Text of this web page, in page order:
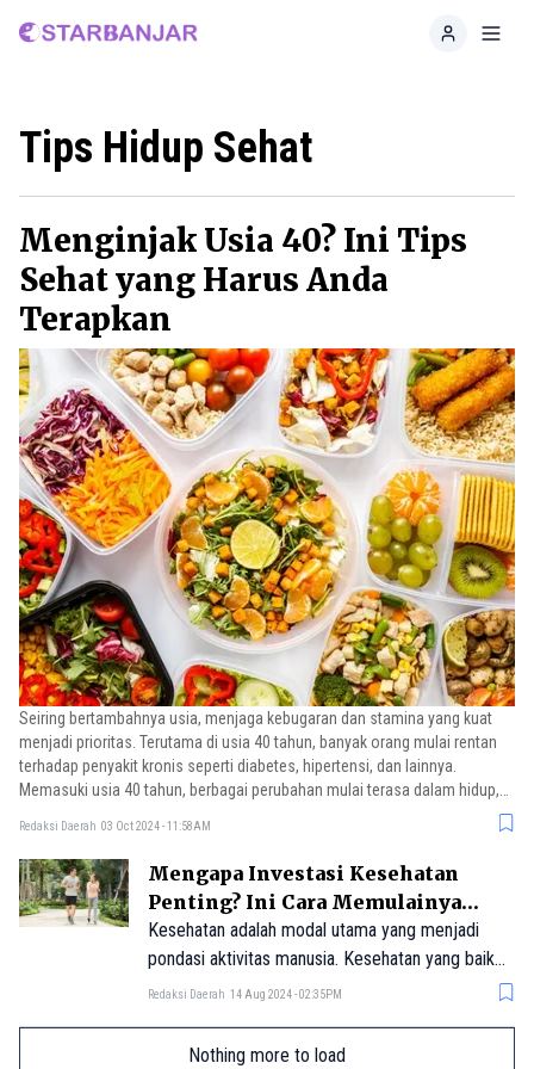
Home
Tips Hidup Sehat
Menginjak Usia 40? Ini Tips
Sehat yang Harus Anda
Terapkan
Seiring bertambahnya usia, menjaga kebugaran dan stamina yang kuat
menjadi prioritas. Terutama di usia 40 tahun, banyak orang mulai rentan
terhadap penyakit kronis seperti diabetes, hipertensi, dan lainnya.
Memasuki usia 40 tahun, berbagai perubahan mulai terasa dalam hidup,
perubahan hormon, mental, dan kondisi fisik seiring bertambahnya usia.
Redaksi Daerah 03 Oct 2024 - 11:58AM
Mengapa Investasi Kesehatan
Penting? Ini Cara Memulainya
Lewat Gaya Hidup Sehat
Kesehatan adalah modal utama yang menjadi
pondasi aktivitas manusia. Kesehatan yang baik
merupakan kunci untuk menjalani hidup yang
kondisi sehat, mereka dapat memanfaatkan
Redaksi Daerah 14 Aug 2024 - 02:35PM
Nothing more to load